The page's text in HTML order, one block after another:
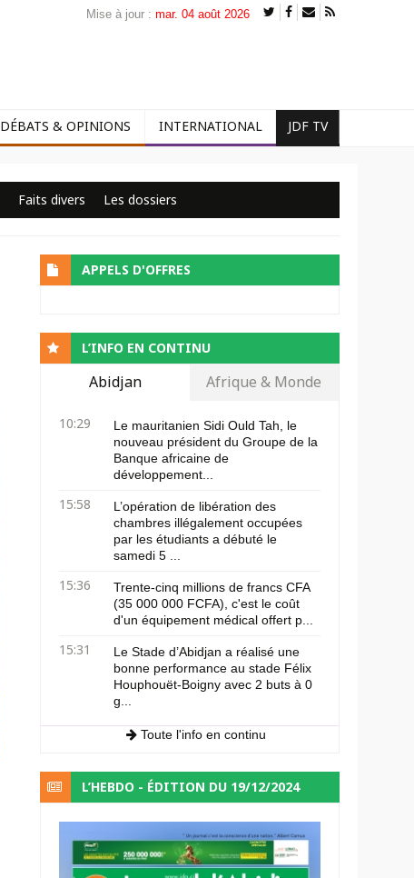
Mise à jour : mar. 04 août 2026
DÉBATS & OPINIONS INTERNATIONAL JDF TV
Faits divers Les dossiers
APPELS D'OFFRES
L’INFO EN CONTINU
Abidjan Afrique & Monde
10:29
Le mauritanien Sidi Ould Tah, le
nouveau président du Groupe de la
Banque africaine de
développement...
15:58
L’opération de libération des
chambres illégalement occupées
par les étudiants a débuté le
samedi 5 ...
15:36
Trente-cinq millions de francs CFA
(35 000 000 FCFA), c'est le coût
d'un équipement médical offert p...
15:31
Le Stade d’Abidjan a réalisé une
bonne performance au stade Félix
Houphouët-Boigny avec 2 buts à 0
g...
Toute l'info en continu
L’HEBDO - ÉDITION DU 19/12/2024